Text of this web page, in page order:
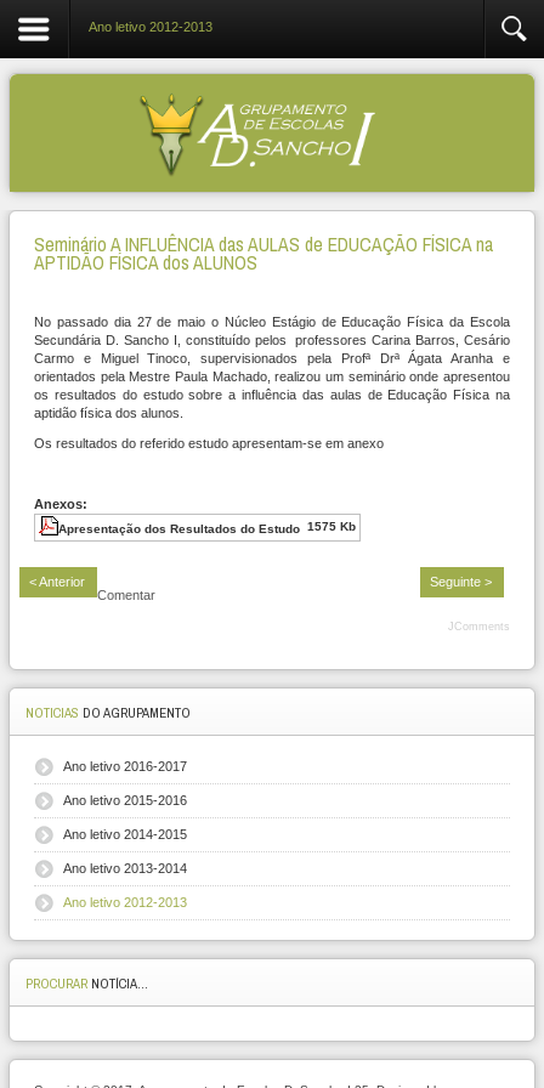
Ano letivo 2012-2013
Seminário A INFLUÊNCIA das AULAS de EDUCAÇÃO FÍSICA na
APTIDÃO FÍSICA dos ALUNOS
No passado dia 27 de maio o Núcleo Estágio de Educação Física da Escola
Secundária D. Sancho I, constituído pelos professores Carina Barros, Cesário
Carmo e Miguel Tinoco, supervisionados pela Profª Drª Ágata Aranha e
orientados pela Mestre Paula Machado, realizou um seminário onde apresentou
os resultados do estudo sobre a influência das aulas de Educação Física na
aptidão física dos alunos.
Os resultados do referido estudo apresentam-se em anexo
Anexos:
Apresentação dos Resultados do Estudo 1575 Kb
< Anterior
Seguinte >
Comentar
JComments
NOTICIAS DO AGRUPAMENTO
Ano letivo 2016-2017
Ano letivo 2015-2016
Ano letivo 2014-2015
Ano letivo 2013-2014
Ano letivo 2012-2013
PROCURAR NOTÍCIA...